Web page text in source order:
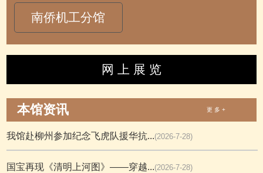
南侨机工分馆
网 上 展 览
本馆资讯 更 多 +
我馆赴柳州参加纪念飞虎队援华抗...(2026-7-28)
国宝再现《清明上河图》——穿越...(2026-7-28)